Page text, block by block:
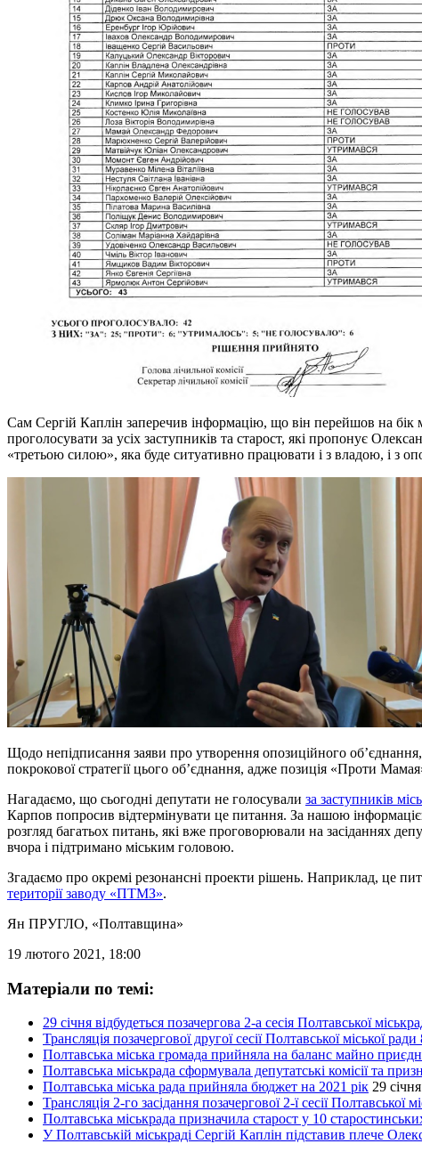
Сам Сергій Каплін заперечив інформацію, що він перейшов на бік
проголосувати за усіх заступників та старост, які пропонує
«третьою силою», яка буде ситуативно працювати і з владою, і з
Щодо непідписання заяви про утворення опозиційного
покрокової стратегії цього об’єднання, адже позиція «Проти
Нагадаємо, що сьогодні депутати не голосували за заступників
Карпов попросив відтермінувати це питання. За нашою
розгляд багатьох питань, які вже проговорювали на засіданнях
вчора і підтримано міським головою.
Згадаємо про окремі резонансні проекти рішень. Наприклад, це
території заводу «ПТМЗ».
Ян ПРУГЛО, «Полтавщина»
19 лютого 2021, 18:00
Матеріали по темі:
29 січня відбудеться позачергова 2-а сесія Полтавської
Трансляція позачергової другої сесії Полтавської міської
Полтавська міська громада прийняла на баланс майно
Полтавська міськрада сформувала депутатські комісії та
Полтавська міська рада прийняла бюджет на 2021 рік 29
Трансляція 2-го засідання позачергової 2-ї сесії Полтавської
Полтавська міськрада призначила старост у 10
У Полтавській міськраді Сергій Каплін підставив плече